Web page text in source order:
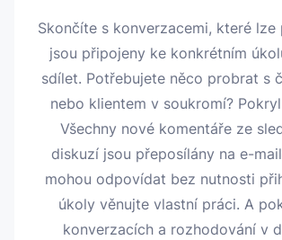
Skončíte s konverzacemi, které lze
jsou připojeny ke konkrétním
sdílet. Potřebujete něco probrat s
nebo klientem v soukromí?
Všechny nové komentáře ze
diskuzí jsou přeposílány na e-
mohou odpovídat bez nutnosti
úkoly věnujte vlastní práci. A
konverzacích a rozhodování v